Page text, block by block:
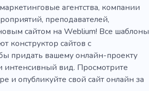
агентства, компании
преподавателей,
сайтом на Weblium! Все шаблоны
конструктор сайтов с
придать вашему онлайн-проекту
вид. Просмотрите
и опубликуйте свой сайт онлайн за